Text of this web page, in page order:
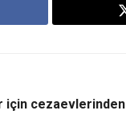
için cezaevlerinden